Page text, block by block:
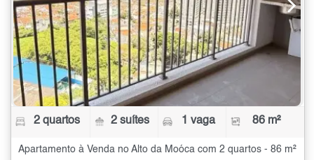
2 quartos 2 suítes 1 vaga 86 m²
Apartamento à Venda no Alto da Moóca com 2 quartos - 86 m²